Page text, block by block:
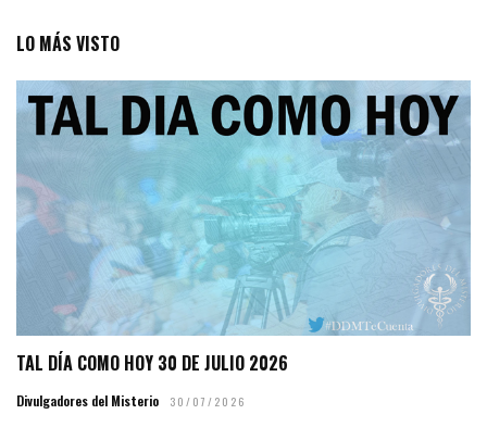
LO MÁS VISTO
TAL DÍA COMO HOY 30 DE JULIO 2026
Divulgadores del Misterio 30/07/2026